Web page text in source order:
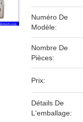
Numéro De
Modèle:
Nombre De
Pièces:
Prix:
Détails De
L'emballage: